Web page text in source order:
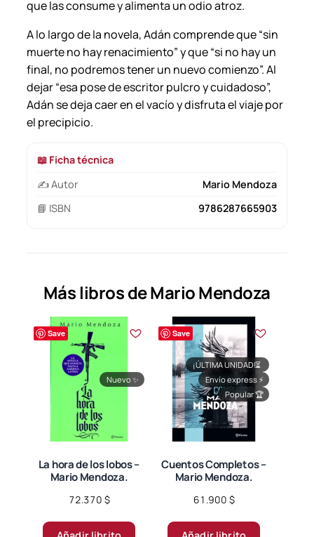
que las consume y alimenta un odio atroz.
A lo largo de la novela, Adán comprende que “sin
muerte no hay renacimiento” y que “si no hay un
final, no podremos tener un nuevo comienzo”. Al
dejar “esa pose de escritor pulcro y cuidadoso”,
Adán se deja caer en el vacío y disfruta el viaje por
el precipicio.
📖 Ficha técnica
✍️ Autor
Mario Mendoza
📘 ISBN
9786287665903
Más libros de Mario Mendoza
Save
La hora de los lobos –
Mario Mendoza.
72.370 $
Nuevo ✨
Save
Cuentos Completos –
Mario Mendoza.
61.900 $
¡ÚLTIMA UNIDAD!⏳
Envío express ⚡
Popular🏆